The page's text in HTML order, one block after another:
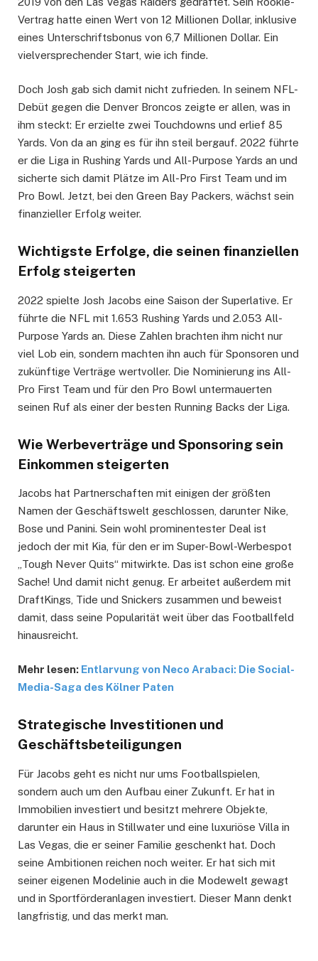
Vertrag hatte einen Wert von 12 Millionen Dollar, inklusive
eines Unterschriftsbonus von 6,7 Millionen Dollar. Ein
vielversprechender Start, wie ich finde.
Doch Josh gab sich damit nicht zufrieden. In seinem NFL-
Debüt gegen die Denver Broncos zeigte er allen, was in
ihm steckt: Er erzielte zwei Touchdowns und erlief 85
Yards. Von da an ging es für ihn steil bergauf. 2022 führte
er die Liga in Rushing Yards und All-Purpose Yards an und
sicherte sich damit Plätze im All-Pro First Team und im
Pro Bowl. Jetzt, bei den Green Bay Packers, wächst sein
finanzieller Erfolg weiter.
Wichtigste Erfolge, die seinen finanziellen
Erfolg steigerten
2022 spielte Josh Jacobs eine Saison der Superlative. Er
führte die NFL mit 1.653 Rushing Yards und 2.053 All-
Purpose Yards an. Diese Zahlen brachten ihm nicht nur
viel Lob ein, sondern machten ihn auch für Sponsoren und
zukünftige Verträge wertvoller. Die Nominierung ins All-
Pro First Team und für den Pro Bowl untermauerten
seinen Ruf als einer der besten Running Backs der Liga.
Wie Werbeverträge und Sponsoring sein
Einkommen steigerten
Jacobs hat Partnerschaften mit einigen der größten
Namen der Geschäftswelt geschlossen, darunter Nike,
Bose und Panini. Sein wohl prominentester Deal ist
jedoch der mit Kia, für den er im Super-Bowl-Werbespot
„Tough Never Quits“ mitwirkte. Das ist schon eine große
Sache! Und damit nicht genug. Er arbeitet außerdem mit
DraftKings, Tide und Snickers zusammen und beweist
damit, dass seine Popularität weit über das Footballfeld
hinausreicht.
Mehr lesen: Entlarvung von Neco Arabaci: Die Social-
Media-Saga des Kölner Paten
Strategische Investitionen und
Geschäftsbeteiligungen
Für Jacobs geht es nicht nur ums Footballspielen,
sondern auch um den Aufbau einer Zukunft. Er hat in
Immobilien investiert und besitzt mehrere Objekte,
darunter ein Haus in Stillwater und eine luxuriöse Villa in
Las Vegas, die er seiner Familie geschenkt hat. Doch
seine Ambitionen reichen noch weiter. Er hat sich mit
seiner eigenen Modelinie auch in die Modewelt gewagt
und in Sportförderanlagen investiert. Dieser Mann denkt
langfristig, und das merkt man.